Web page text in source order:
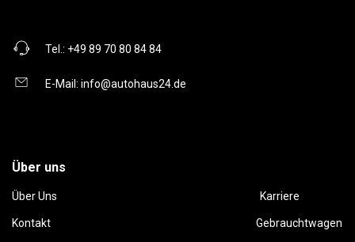
Tel.: +49 89 70 80 84 84
E-Mail: info@autohaus24.de
Über uns
Über Uns Karriere
Kontakt Gebrauchtwagen